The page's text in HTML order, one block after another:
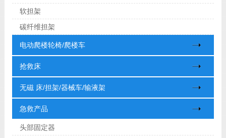
软担架
碳纤维担架
电动爬楼轮椅/爬楼车
抢救床
无磁 床/担架/器械车/输液架
急救产品
头部固定器